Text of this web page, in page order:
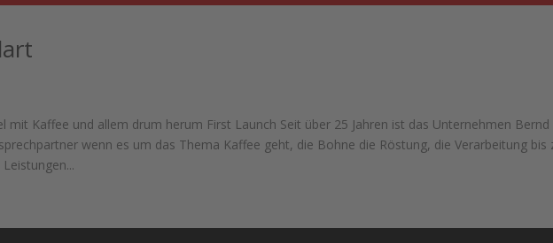
mit Kaffee und allem drum herum First Launch Seit über 25 Jahren ist das Unternehmen Bernd
wenn es um das Thema Kaffee geht, die Bohne die Röstung, die Verarbeitung bis